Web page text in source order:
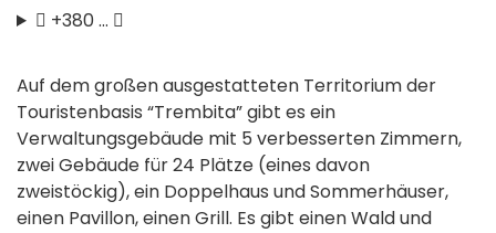
+380 …
Auf dem großen ausgestatteten Territorium der
Touristenbasis “Trembita” gibt es ein
Verwaltungsgebäude mit 5 verbesserten Zimmern,
zwei Gebäude für 24 Plätze (eines davon
zweistöckig), ein Doppelhaus und Sommerhäuser,
einen Pavillon, einen Grill. Es gibt einen Wald und